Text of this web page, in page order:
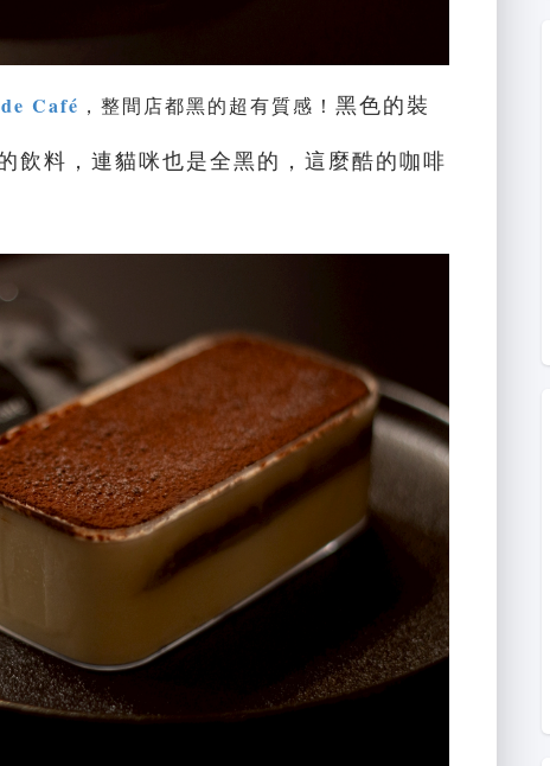
Café ，整間店都黑的超有質感！ 黑色的裝
飲料，連貓咪也是全黑的，這麼酷的咖啡